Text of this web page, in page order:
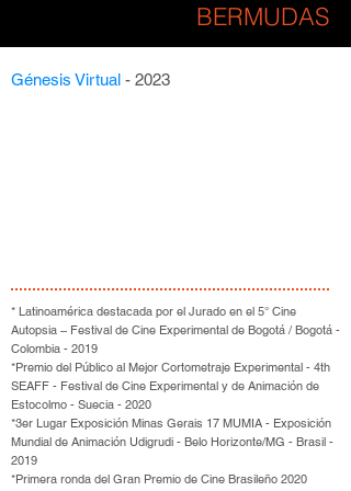
BERMUDAS
Génesis Virtual - 2023
* Latinoamérica destacada por el Jurado en el 5° Cine
Autopsia – Festival de Cine Experimental de Bogotá / Bogotá -
Colombia - 2019
*Premio del Público al Mejor Cortometraje Experimental - 4th
SEAFF - Festival de Cine Experimental y de Animación de
Estocolmo - Suecia - 2020
*3er Lugar Exposición Minas Gerais 17 MUMIA - Exposición
Mundial de Animación Udigrudi - Belo Horizonte/MG - Brasil -
2019
*Primera ronda del Gran Premio de Cine Brasileño 2020